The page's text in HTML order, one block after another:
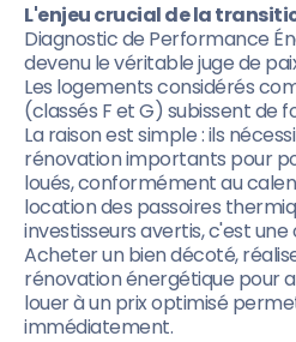
L'enjeu crucial de la
Diagnostic de Performance
devenu le véritable juge de
Les logements considérés
(classés F et G) subissent de
La raison est simple : ils
rénovation importants pour
loués, conformément au
location des passoires
investisseurs avertis, c'est
Acheter un bien décoté,
rénovation énergétique pour
louer à un prix optimisé
immédiatement.